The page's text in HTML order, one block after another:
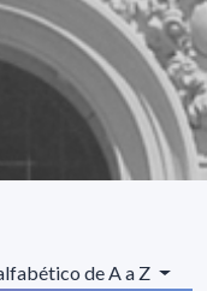
de A a Z